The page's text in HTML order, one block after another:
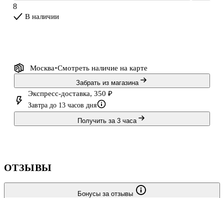
8
В наличии
Москва Смотреть наличие на карте
Забрать из магазина
Экспресс-доставка, 350 ₽
Завтра до 13 часов дня
Получить за 3 часа
ОТЗЫВЫ
Бонусы за отзывы